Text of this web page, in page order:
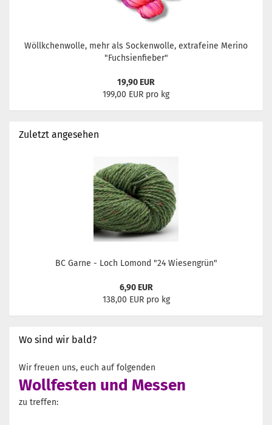
Wöllkchenwolle, mehr als Sockenwolle, extrafeine Merino
"Fuchsienfieber"
19,90 EUR
199,00 EUR pro kg
Zuletzt angesehen
BC Garne - Loch Lomond "24 Wiesengrün"
6,90 EUR
138,00 EUR pro kg
Wo sind wir bald?
Wir freuen uns, euch auf folgenden
Wollfesten und Messen
zu treffen: